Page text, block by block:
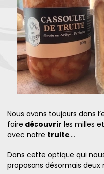
Nous avons toujours dans
faire découvrir les milles
avec notre truite....
Dans cette optique qui
proposons désormais deux